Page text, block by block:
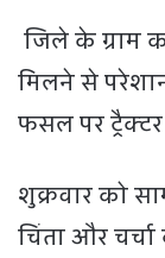
जिले के ग्राम
मिलने से
फसल पर
शुक्रवार को
चिंता और